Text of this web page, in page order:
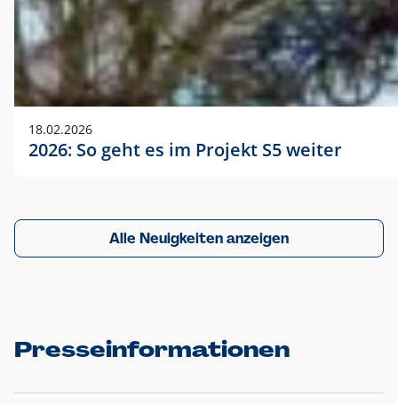
18.02.2026
2026: So geht es im Projekt S5 weiter
Alle Neuigkeiten anzeigen
Presseinformationen